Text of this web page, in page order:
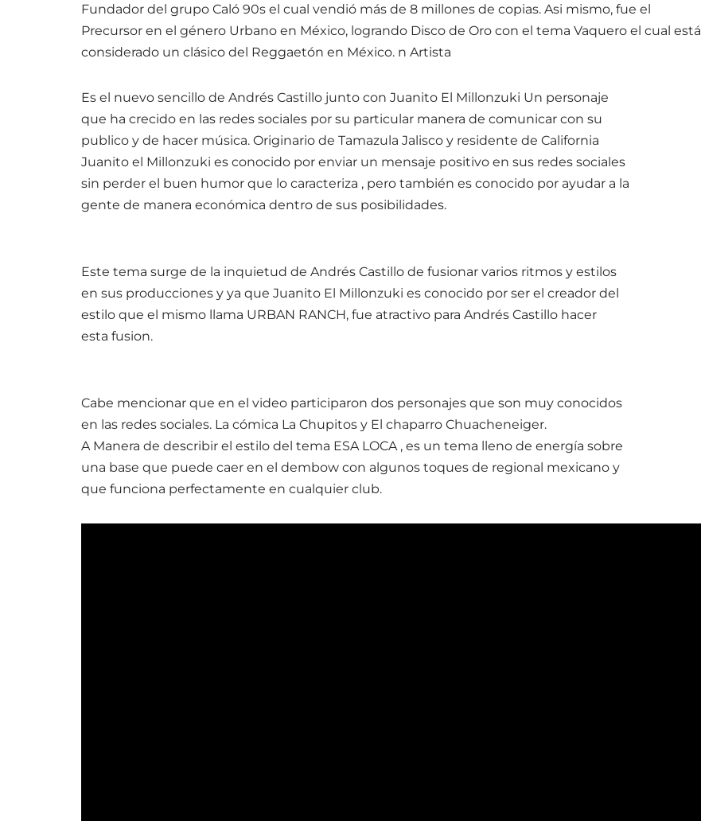
Fundador del grupo Caló 90s el cual vendió más de 8 millones de copias. Asi mismo, fue el
Precursor en el género Urbano en México, logrando Disco de Oro con el tema Vaquero el cual está
considerado un clásico del Reggaetón en México. n Artista
Es el nuevo sencillo de Andrés Castillo junto con Juanito El Millonzuki Un personaje
que ha crecido en las redes sociales por su particular manera de comunicar con su
publico y de hacer música. Originario de Tamazula Jalisco y residente de California
Juanito el Millonzuki es conocido por enviar un mensaje positivo en sus redes sociales
sin perder el buen humor que lo caracteriza , pero también es conocido por ayudar a la
gente de manera económica dentro de sus posibilidades.
Este tema surge de la inquietud de Andrés Castillo de fusionar varios ritmos y estilos
en sus producciones y ya que Juanito El Millonzuki es conocido por ser el creador del
estilo que el mismo llama URBAN RANCH, fue atractivo para Andrés Castillo hacer
esta fusion.
Cabe mencionar que en el video participaron dos personajes que son muy conocidos
en las redes sociales. La cómica La Chupitos y El chaparro Chuacheneiger.
A Manera de describir el estilo del tema ESA LOCA , es un tema lleno de energía sobre
una base que puede caer en el dembow con algunos toques de regional mexicano y
que funciona perfectamente en cualquier club.